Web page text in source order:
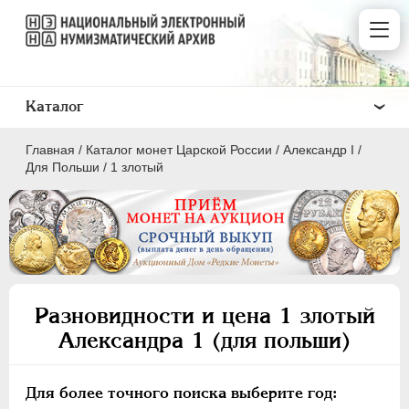
Главная / Каталог монет Царской России / Александр I /
Для Польши / 1 злотый
Разновидности и цена 1 злотый
Александра 1 (для польши)
Для более точного поиска выберите год:
Каталог
ПEТР I 1699 - 1725
ПЕТР II 1727-1729
АННА ИОАННОВНА 1730-1740
ЕЛИЗАВЕТА 1741-1762